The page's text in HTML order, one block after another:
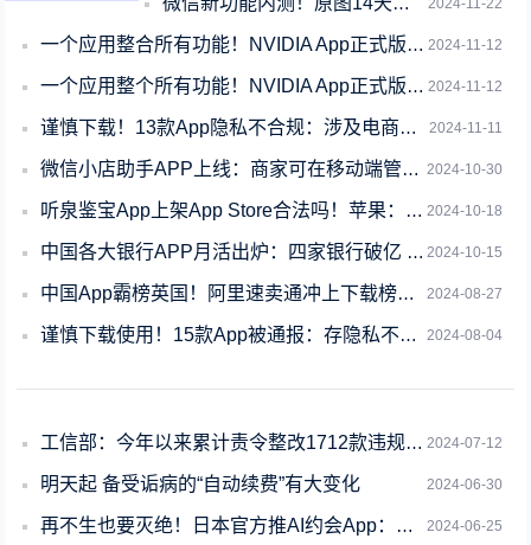
2024-11-22
2024-11-12
一个应用整合所有功能！NVIDIA App正式版全面体验：逆天的RTX画质增强
2024-11-12
一个应用整个所有功能！NVIDIA App正式版全面体验：逆天的RTX画质增强
2024-11-11
谨慎下载！13款App隐私不合规：涉及电商领域
2024-10-30
微信小店助手APP上线：商家可在移动端管理店铺、查看数据
2024-10-18
听泉鉴宝App上架App Store合法吗！苹果：专业审核 符合标准
2024-10-15
中国各大银行APP月活出炉：四家银行破亿 宇宙行无愧第一
2024-08-27
中国App霸榜英国！阿里速卖通冲上下载榜第一
2024-08-04
谨慎下载使用！15款App被通报：存隐私不合规行为
2024-07-12
工信部：今年以来累计责令整改1712款违规App 下架78款整改不到位App
2024-06-30
明天起 备受诟病的“自动续费”有大变化
2024-06-25
再不生也要灭绝！日本官方推AI约会App：帮助单身男女牵线搭桥